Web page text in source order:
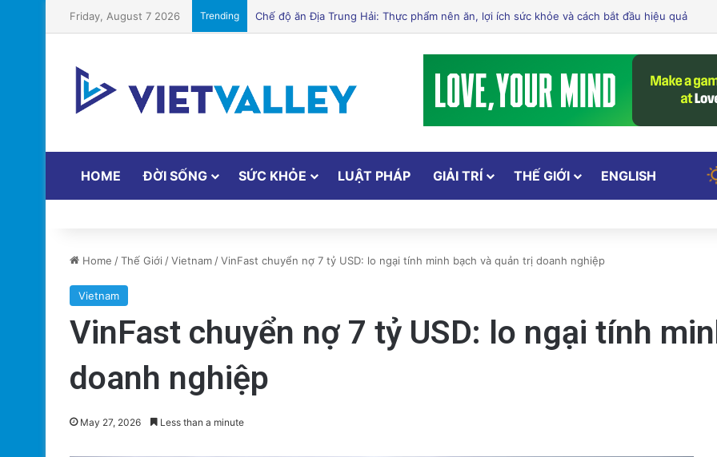
Friday, August 7 2026 Trending Cảnh Báo: Công An Xử Phạt Người Chia Sẻ Livestream Của Bà Nguyễn Phương Hằng!
HOME ĐỜI SỐNG SỨC KHỎE LUẬT PHÁP GIẢI TRÍ THẾ GIỚI ENGLISH
Home /Thế Giới /Vietnam/VinFast chuyển nợ 7 tỷ USD: lo ngại tính minh bạch và quản trị doanh nghiệp
Vietnam
VinFast chuyển nợ 7 tỷ USD: lo ngại tính
doanh nghiệp
May 27, 2026 Less than a minute